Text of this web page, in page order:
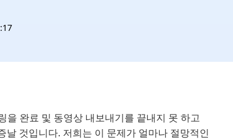
완료 및 동영상 내보내기를 끝내지 못 하고
것입니다. 저희는 이 문제가 얼마나 절망적인